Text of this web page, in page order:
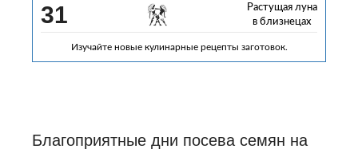
31
Растущая луна
в близнецах
Изучайте новые кулинарные рецепты заготовок.
Благоприятные дни посева семян на